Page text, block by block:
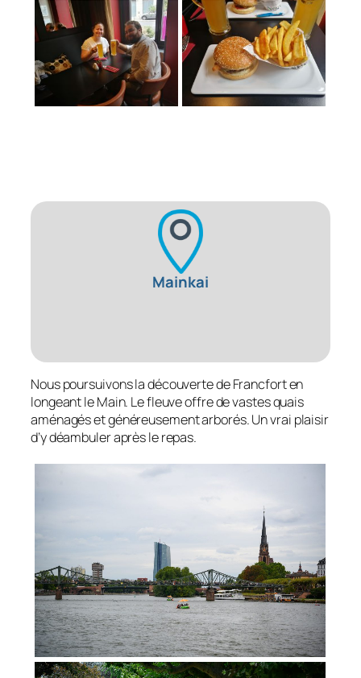
Mainkai
Nous poursuivons la découverte de Francfort en
longeant le Main. Le fleuve offre de vastes quais
aménagés et généreusement arborés. Un vrai plaisir
d’y déambuler après le repas.